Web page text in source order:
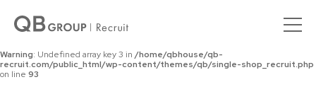
Warning : Undefined array key 0 in
recruit.com/public_html/wp-content/themes/qb/single-shop_recruit.php
on line92
Warning: Undefined array key 3 in /home/qbhouse/qb-
recruit.com/public_html/wp-content/themes/qb/single-shop_recruit.php
on line 93